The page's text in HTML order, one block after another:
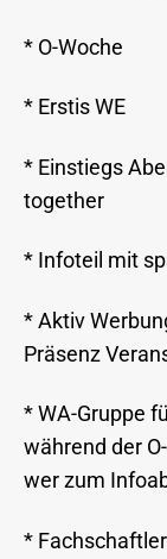
* O-Woche
* Erstis WE
* Einstiegs
together
* Infoteil mit
* Aktiv
Präsenz
* WA-Gruppe
während der
wer zum
*